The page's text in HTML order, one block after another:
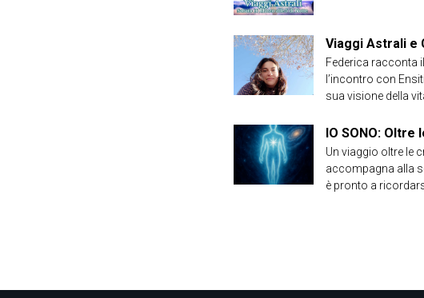
Viaggi Astrali e
Federica racconta
l’incontro con
sua visione della
IO SONO: Oltre
Un viaggio oltre le
accompagna alla
è pronto a